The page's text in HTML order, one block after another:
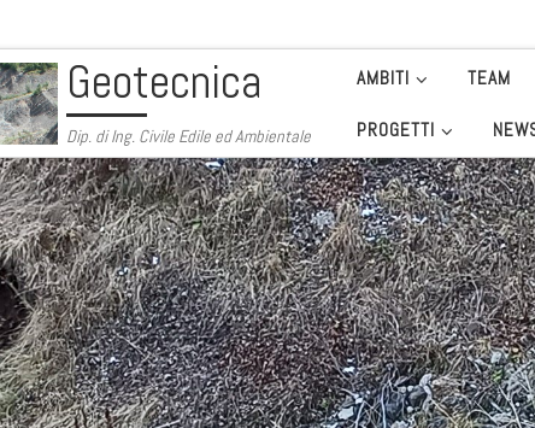
Geotecnica
Dip. di Ing. Civile Edile ed Ambientale
AMBITI TEAM
PROGETTI